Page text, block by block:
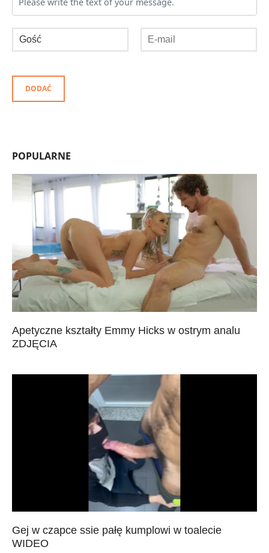
DODAĆ
POPULARNE
Apetyczne kształty Emmy Hicks w ostrym analu
ZDJĘCIA
Gej w czapce ssie pałę kumplowi w toalecie
WIDEO